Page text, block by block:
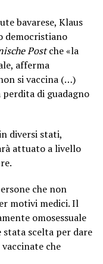
bavarese, Klaus
democristiano
Postche «la
afferma
si vaccina (…)
di guadagno
diversi stati,
attuato a livello
che non
motivi medici. Il
omosessuale
stata scelta per dare
che